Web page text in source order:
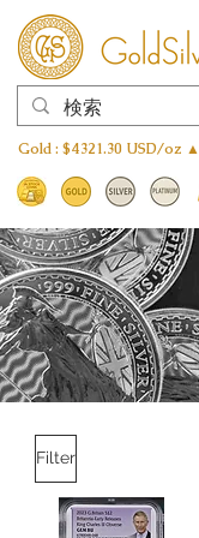
Gold : $4321.30 USD/oz ▲
Filter